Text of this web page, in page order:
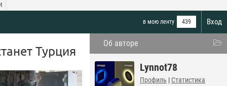
Вход
в мою ленту 439
Об авторе
Lynnot78
Профиль | Статистика
Турция